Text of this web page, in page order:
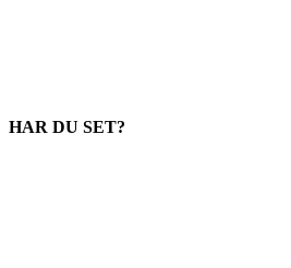
HAR DU SET?